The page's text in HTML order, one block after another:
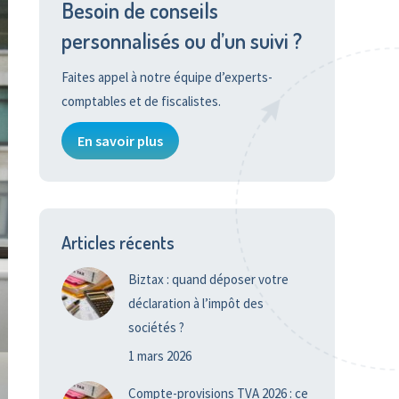
Besoin de conseils
personnalisés ou d’un suivi ?
Faites appel à notre équipe d’experts-
comptables et de fiscalistes.
En savoir plus
Articles récents
Biztax : quand déposer votre
déclaration à l’impôt des
sociétés ?
1 mars 2026
Compte-provisions TVA 2026 : ce